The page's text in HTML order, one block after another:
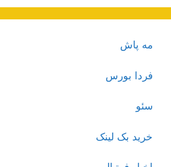
مه پاش
فردا بورس
سئو
خرید بک لینک